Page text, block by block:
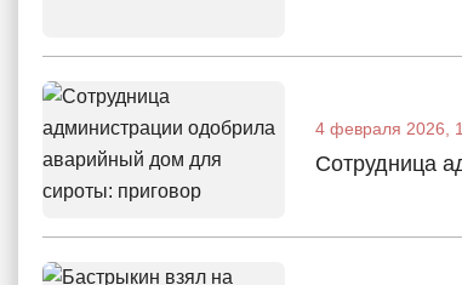
4 февраля 2026,
Сотрудница